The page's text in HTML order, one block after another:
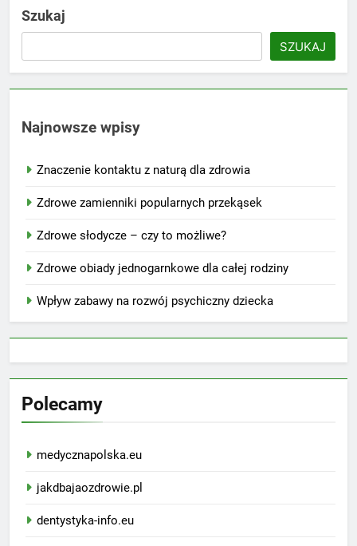
Szukaj
SZUKAJ
Najnowsze wpisy
Znaczenie kontaktu z naturą dla zdrowia
Zdrowe zamienniki popularnych przekąsek
Zdrowe słodycze – czy to możliwe?
Zdrowe obiady jednogarnkowe dla całej rodziny
Wpływ zabawy na rozwój psychiczny dziecka
Polecamy
medycznapolska.eu
jakdbajaozdrowie.pl
dentystyka-info.eu